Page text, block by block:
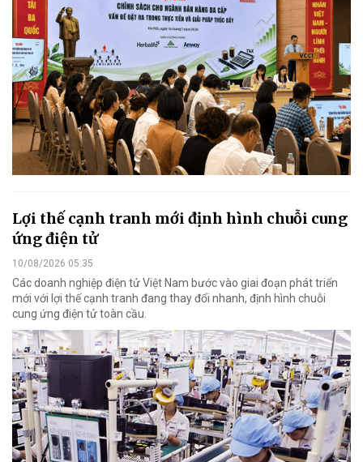
Lợi thế cạnh tranh mới định hình chuỗi cung
ứng điện tử
10/08/2026 05:35
Các doanh nghiệp điện tử Việt Nam bước vào giai đoạn phát triển
mới với lợi thế cạnh tranh đang thay đổi nhanh, định hình chuỗi
cung ứng điện tử toàn cầu.